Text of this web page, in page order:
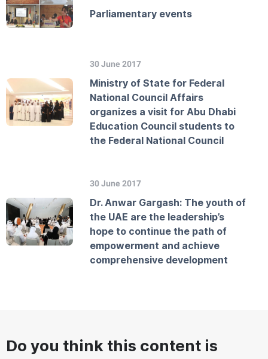
Parliamentary events
30 June 2017
Ministry of State for Federal
National Council Affairs
organizes a visit for Abu Dhabi
Education Council students to
the Federal National Council
30 June 2017
Dr. Anwar Gargash: The youth of
the UAE are the leadership’s
hope to continue the path of
empowerment and achieve
comprehensive development
Do you think this content is